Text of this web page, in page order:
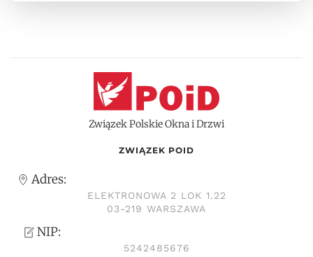
Związek Polskie Okna i Drzwi
ZWIĄZEK POID
Adres:
ELEKTRONOWA 2 LOK 1.22
03-219 WARSZAWA
NIP:
5242485676